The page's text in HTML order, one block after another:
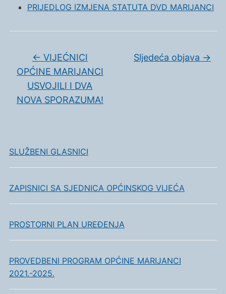
SLUŽBENI GLASNICI
ZAPISNICI SA SJEDNICA OPĆINSKOG VIJEĆA
PROSTORNI PLAN UREĐENJA
PROVEDBENI PROGRAM OPĆINE MARIJANCI
2021.-2025.
PRIJEDLOG IZMJENA STATUTA DVD MARIJANCI
← VIJEĆNICI
OPĆINE MARIJANCI
USVOJILI I DVA
NOVA SPORAZUMA!
Sljedeća objava →